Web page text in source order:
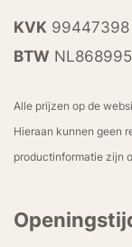
KVK 99447398
BTW
Alle prijzen op de
Hieraan kunnen geen
productinformatie zijn